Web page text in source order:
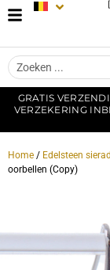
GRATIS
VERZEKERING
Home / Edelsteen
oorbellen (Copy)